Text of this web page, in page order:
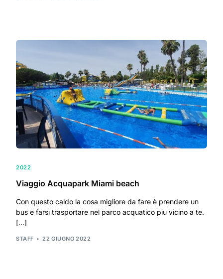
2022
Viaggio Acquapark Miami beach
Con questo caldo la cosa migliore da fare è prendere un
bus e farsi trasportare nel parco acquatico piu vicino a te.
[…]
STAFF 22 GIUGNO 2022